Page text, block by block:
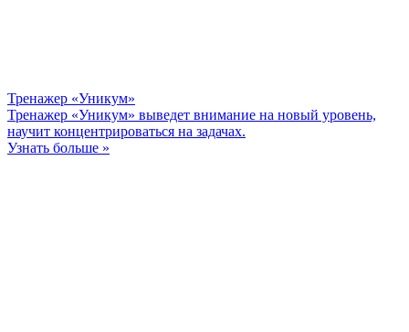
Тренажер «Уникум»
Тренажер «Уникум» выведет внимание на новый уровень,
научит концентрироваться на задачах.
Узнать больше »